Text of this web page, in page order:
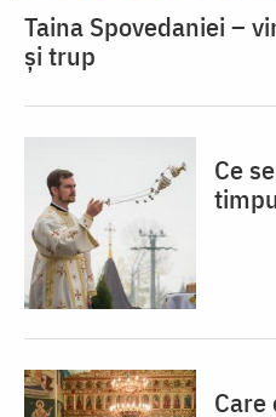
Taina Spovedaniei –
și trup
Ce